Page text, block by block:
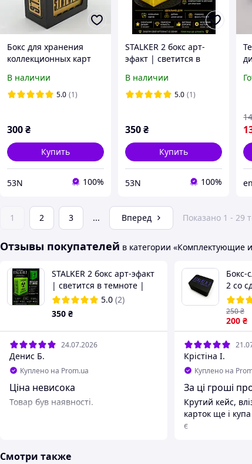
Бокс для хранения
коллекционных карт
органайзер для карт |
3D печать
В наличии
5.0 (1)
300₴
Купить
53N 100%
STALKER 2 бокс арт-
эфакт | светится в
для карт | кастом
альманах
В наличии
5.0 (1)
350₴
Купить
53N 100%
1 2 3 ... Вперед Показано 1 - 29
Отзывы покупателей в категории «Комплектующие
STALKER 2 бокс арт-эфакт
| светится в темноте |
кейс коробка для карт |
кастом альманах
5.0 (2)
350 ₴
24.07.2026
Денис Б.
Куплено на Prom.ua
Ціна невисока
Товар був наявності.
Бокс-
2 со
3D
200 ₴
250₴
Крістіна І.
Куплено на
За ці гроші
Крутий кейс,
карток ще і
є
Смотри также